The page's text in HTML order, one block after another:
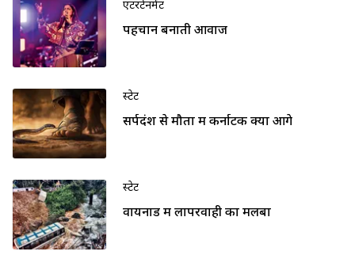
एंटरटेनमेंट
पहचान बनाती आवाज
स्टेट
सर्पदंश से मौतों में कर्नाटक क्यों आगे
स्टेट
वायनाड में लापरवाही का मलबा